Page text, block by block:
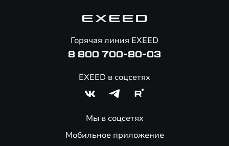
Помощь на дорогах
Мобильное приложение
Горячая линия EXEED
8 800 700-80-03
EXEED в соцсетях
Мы в соцсетях